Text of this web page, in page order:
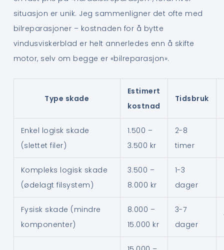
situasjon er unik. Jeg sammenligner det ofte med
bilreparasjoner – kostnaden for å bytte
vindusviskerblad er helt annerledes enn å skifte
motor, selv om begge er «bilreparasjon».
Type skade
Estimert
kostnad
Tidsbruk
Enkel logisk skade
(slettet filer)
1.500 –
3.500 kr
2-8
timer
Kompleks logisk skade
(ødelagt filsystem)
3.500 –
8.000 kr
1-3
dager
Fysisk skade (mindre
komponenter)
8.000 –
15.000 kr
3-7
dager